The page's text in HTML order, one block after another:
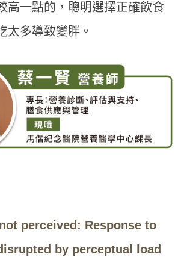
高一點的，聰明選擇正確飲食
太多導致變胖。
perceived: Response to
by perceptual load